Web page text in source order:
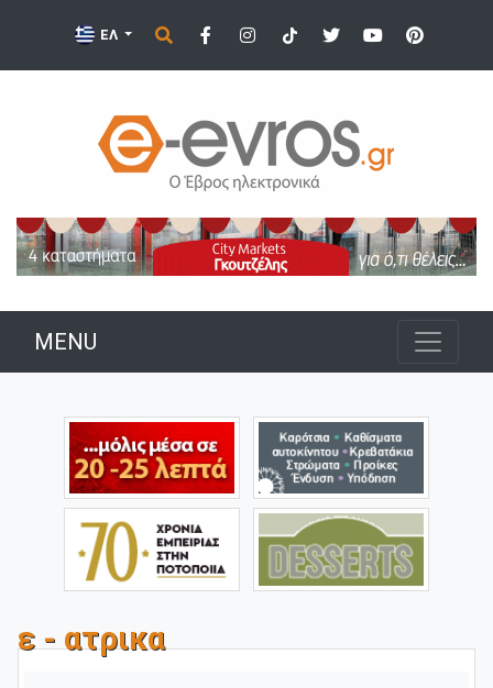
ΕΛ
MENU
ε - ατρικα